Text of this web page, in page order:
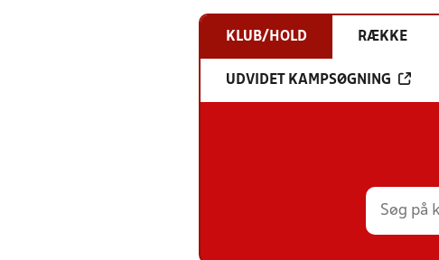
KLUB/HOLD RÆKKE
UDVIDET KAMPSØGNING